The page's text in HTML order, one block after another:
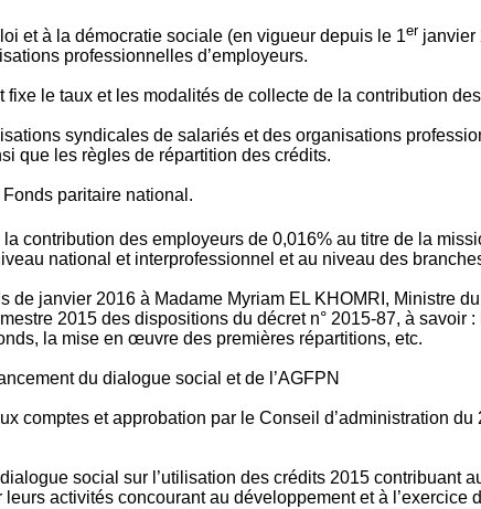
et à la démocratie sociale (en vigueur depuis le 1er janvier
professionnelles d’employeurs.
le taux et les modalités de collecte de la contribution
syndicales de salariés et des organisations
que les règles de répartition des crédits.
paritaire national.
contribution des employeurs de 0,016% au titre de la
national et interprofessionnel et au niveau des
de janvier 2016 à Madame Myriam EL KHOMRI, Ministre
2015 des dispositions du décret n° 2015-87, à
la mise en œuvre des premières répartitions, etc.
du dialogue social et de l’AGFPN
comptes et approbation par le Conseil d’administration
social sur l’utilisation des crédits 2015 contribuant
activités concourant au développement et à l’exercice